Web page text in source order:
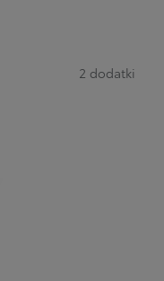
2 dodatki